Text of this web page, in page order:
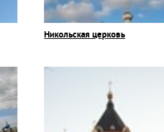
Никольская церковь